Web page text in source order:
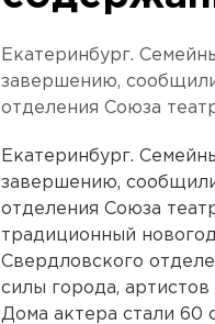
Екатеринбург.
завершению,
отделения Союза
Екатеринбург.
завершению,
отделения Союза
традиционный
Свердловского
силы города,
Дома актера стали 60